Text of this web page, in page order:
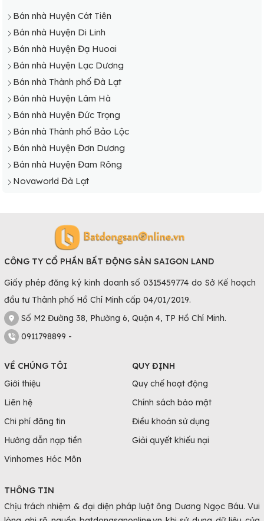
Bán nhà Huyện Cát Tiên
Bán nhà Huyện Di Linh
Bán nhà Huyện Đạ Huoai
Bán nhà Huyện Lạc Dương
Bán nhà Thành phố Đà Lạt
Bán nhà Huyện Lâm Hà
Bán nhà Huyện Đức Trọng
Bán nhà Thành phố Bảo Lộc
Bán nhà Huyện Đơn Dương
Bán nhà Huyện Đam Rông
Novaworld Đà Lạt
CÔNG TY CỔ PHẦN BẤT ĐỘNG SẢN SAIGON LAND
Giấy phép đăng ký kinh doanh số 0315459774 do Sở Kế hoạch
đầu tư Thành phố Hồ Chí Minh cấp 04/01/2019.
Số M2 Đường 38, Phường 6, Quận 4, TP Hồ Chí Minh.
0911798899 -
VỀ CHÚNG TÔI
Giới thiệu
Liên hệ
Chi phí đăng tin
Hướng dẫn nạp tiền
Vinhomes Hóc Môn
QUY ĐỊNH
Quy chế hoạt động
Chính sách bảo mật
Điều khoản sử dụng
Giải quyết khiếu nại
THÔNG TIN
Chịu trách nhiệm & đại diện pháp luật ông Dương Ngọc Báu. Vui